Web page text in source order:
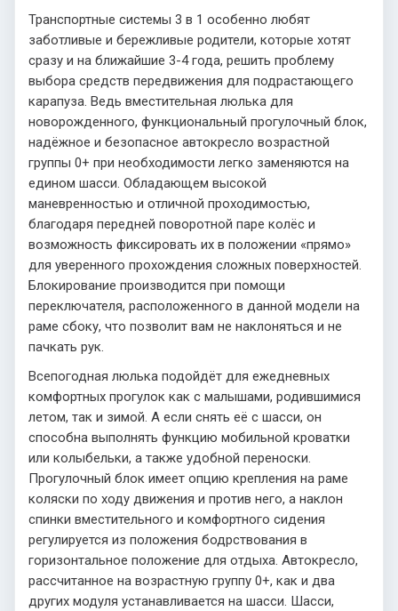
Транспортные системы 3 в 1 особенно любят
заботливые и бережливые родители, которые хотят
сразу и на ближайшие 3-4 года, решить проблему
выбора средств передвижения для подрастающего
карапуза. Ведь вместительная люлька для
новорожденного, функциональный прогулочный блок,
надёжное и безопасное автокресло возрастной
группы 0+ при необходимости легко заменяются на
едином шасси. Обладающем высокой
маневренностью и отличной проходимостью,
благодаря передней поворотной паре колёс и
возможность фиксировать их в положении «прямо»
для уверенного прохождения сложных поверхностей.
Блокирование производится при помощи
переключателя, расположенного в данной модели на
раме сбоку, что позволит вам не наклоняться и не
пачкать рук.
Всепогодная люлька подойдёт для ежедневных
комфортных прогулок как с малышами, родившимися
летом, так и зимой. А если снять её с шасси, он
способна выполнять функцию мобильной кроватки
или колыбельки, а также удобной переноски.
Прогулочный блок имеет опцию крепления на раме
коляски по ходу движения и против него, а наклон
спинки вместительного и комфортного сидения
регулируется из положения бодрствования в
горизонтальное положение для отдыха. Автокресло,
рассчитанное на возрастную группу 0+, как и два
других модуля устанавливается на шасси. Шасси,